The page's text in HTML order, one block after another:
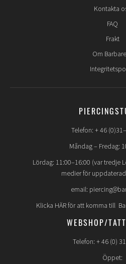
Kontakta
FAQ
Frakt
Om
Telefon: + 46
Måndag – Fredag:
Lördag: 11:00–16:00 (var tredje
medier för
email:
Klicka HÄR för att komma till
WEBSHOP/
Telefon: + 46 (0)
Öppet: